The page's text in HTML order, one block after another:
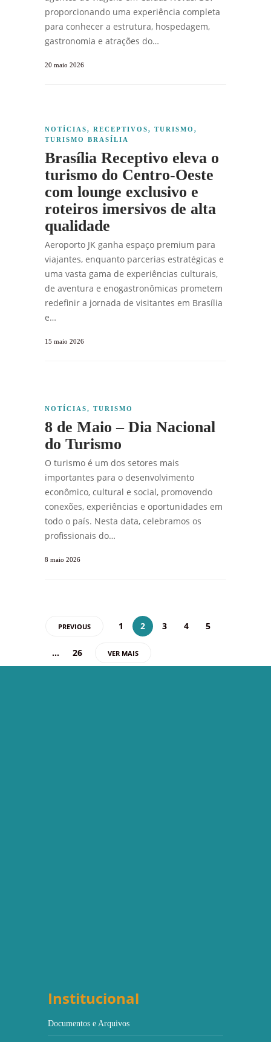
proporcionando uma experiência completa
para conhecer a estrutura, hospedagem,
gastronomia e atrações do…
20 maio 2026
NOTÍCIAS, RECEPTIVOS, TURISMO ,
TURISMO BRASÍLIA
Brasília Receptivo eleva o
turismo do Centro-Oeste
com lounge exclusivo e
roteiros imersivos de alta
qualidade
Aeroporto JK ganha espaço premium para
viajantes, enquanto parcerias estratégicas e
uma vasta gama de experiências culturais,
de aventura e enogastronômicas prometem
redefinir a jornada de visitantes em Brasília
e…
15 maio 2026
NOTÍCIAS, TURISMO
8 de Maio – Dia Nacional
do Turismo
O turismo é um dos setores mais
importantes para o desenvolvimento
econômico, cultural e social, promovendo
conexões, experiências e oportunidades em
todo o país. Nesta data, celebramos os
profissionais do…
8 maio 2026
PREVIOUS 1 2 3 4 5
… 26 VER MAIS
Institucional
Documentos e Arquivos